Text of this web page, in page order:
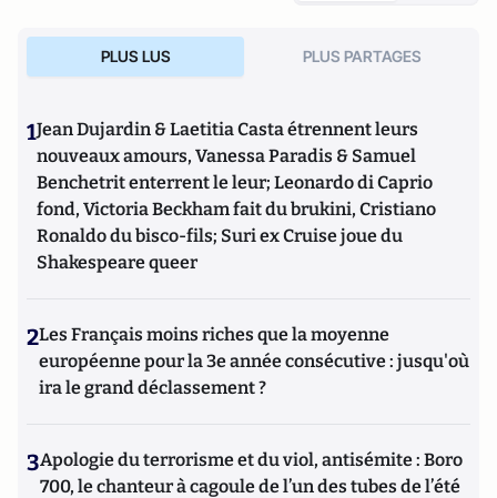
PLUS LUS PLUS PARTAGES
1Jean Dujardin & Laetitia Casta étrennent leurs
nouveaux amours, Vanessa Paradis & Samuel
Benchetrit enterrent le leur; Leonardo di Caprio
fond, Victoria Beckham fait du brukini, Cristiano
Ronaldo du bisco-fils; Suri ex Cruise joue du
Shakespeare queer
2Les Français moins riches que la moyenne
européenne pour la 3e année consécutive : jusqu'où
ira le grand déclassement ?
3Apologie du terrorisme et du viol, antisémite : Boro
700, le chanteur à cagoule de l’un des tubes de l’été